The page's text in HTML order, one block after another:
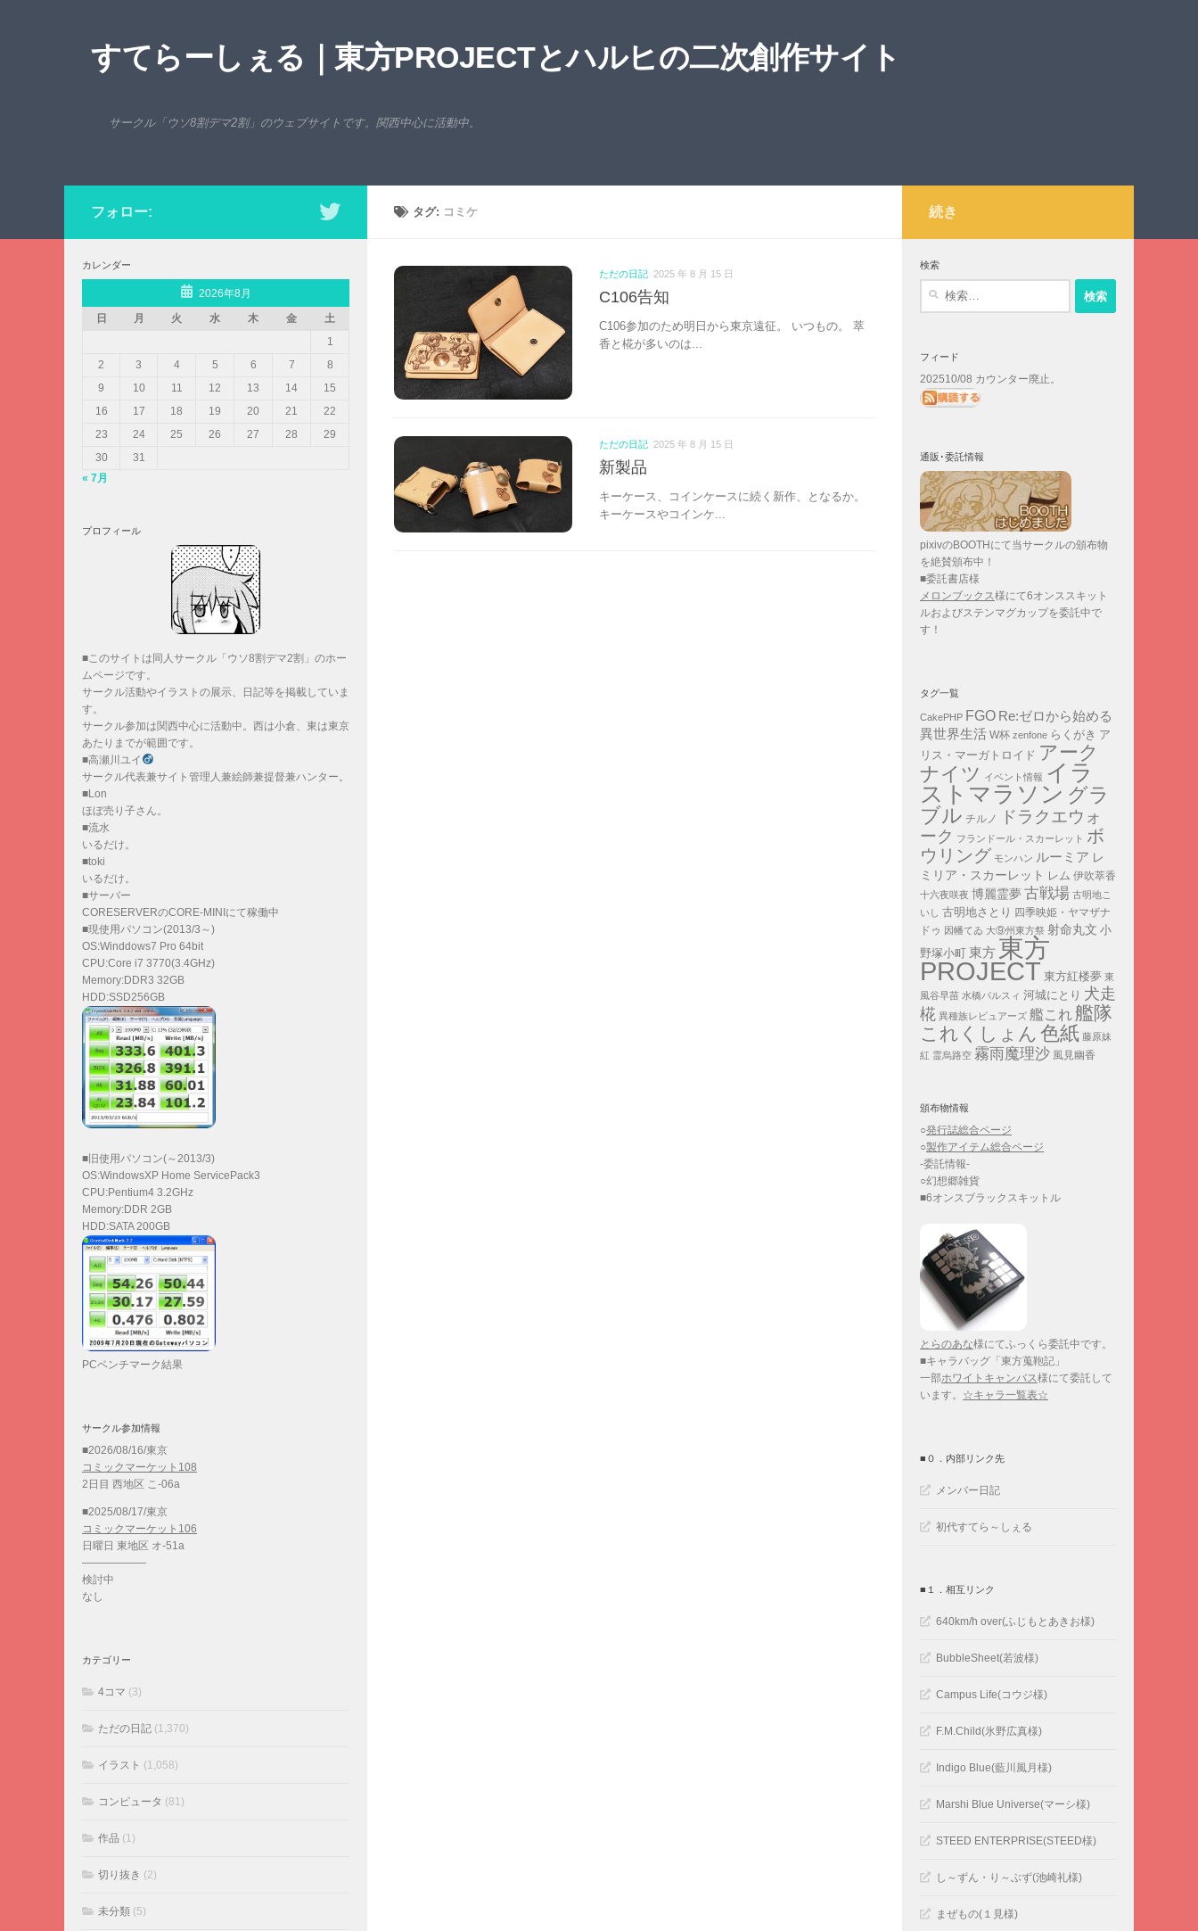
すてらーしぇる｜東方PROJECTとハルヒの二次創作サイト
サークル「ウソ8割デマ2割」のウェブサイトです。関西中心に活動中。
タグ: コミケ
ただの日記 2025 年 8 月 15 日
C106告知
C106参加のため明日から東京遠征。 いつもの。 萃
香と椛が多いのは...
ただの日記 2025 年 8 月 15 日
新製品
キーケース、コインケースに続く新作、となるか。
キーケースやコインケ...
フォロー:
カレンダー
2026年8月
日
月 火 水 木 金
土
1
2
3 4 5 6 7
8
9
10 11 12 13 14
15
16
17 18 19 20 21
22
23
24 25 26 27 28
29
30
31
« 7月
プロフィール
■このサイトは同人サークル「ウソ8割デマ2割」のホー
ムページです。
サークル活動やイラストの展示、日記等を掲載していま
す。
サークル参加は関西中心に活動中。西は小倉、東は東京
あたりまでが範囲です。
■高瀬川ユイ
サークル代表兼サイト管理人兼絵師兼提督兼ハンター。
■Lon
ほぼ売り子さん。
■流水
いるだけ。
■toki
いるだけ。
■サーバー
CORESERVERのCORE-MINIにて稼働中
■現使用パソコン(2013/3～)
OS:Winddows7 Pro 64bit
CPU:Core i7 3770(3.4GHz)
Memory:DDR3 32GB
HDD:SSD256GB
■旧使用パソコン(～2013/3)
OS:WindowsXP Home ServicePack3
CPU:Pentium4 3.2GHz
Memory:DDR 2GB
HDD:SATA 200GB
PCベンチマーク結果
サークル参加情報
■2026/08/16/東京
コミックマーケット108
2日目 西地区 こ-06a
■2025/08/17/東京
コミックマーケット106
日曜日 東地区 オ-51a
——————
検討中
なし
カテゴリー
4コマ (3)
ただの日記 (1,370)
イラスト (1,058)
コンピュータ (81)
作品 (1)
切り抜き (2)
未分類 (5)
続き
検索
フィード
202510/08 カウンター廃止。
通販･委託情報
pixivのBOOTHにて当サークルの頒布物
を絶賛頒布中！
■委託書店様
メロンブックス様にて6オンススキット
ルおよびステンマグカップを委託中で
す！
タグ一覧
CakePHP FGO Re:ゼロから始める
異世界生活 W杯 zenfone らくがき ア
リス・マーガトロイド アーク
ナイツ イベント情報 イラ
ストマラソン グラ
ブル チルノ
ドラクエウォ
ーク フランドール・スカーレット ボ
ウリング モンハン ルーミア レ
ミリア・スカーレット
レム 伊吹萃香
十六夜咲夜 博麗霊夢 古戦場 古明地こ
いし 古明地さとり 四季映姫・ヤマザナ
ドゥ 因幡てゐ 大⑨州東方祭 射命丸文 小
野塚小町 東方 東方
PROJECT 東方紅楼夢 東
風谷早苗 水橋パルスィ 河城にとり 犬走
椛 異種族レビュアーズ 艦これ艦隊
これくしょん 色紙 藤原妹
紅 霊烏路空 霧雨魔理沙 風見幽香
頒布物情報
○発行誌総合ページ
○製作アイテム総合ページ
-委託情報-
○幻想郷雑貨
■6オンスブラックスキットル
とらのあな様にてふっくら委託中です。
■キャラバッグ「東方蒐鞄記」
一部ホワイトキャンバス様にて委託して
います。 ☆キャラ一覧表☆
■０．内部リンク先
メンバー日記
初代すてら～しぇる
■１．相互リンク
640km/h over(ふじもとあきお様)
BubbleSheet(若波様)
Campus Life(コウジ様)
F.M.Child(氷野広真様)
Indigo Blue(藍川風月様)
Marshi Blue Universe(マーシ様)
STEED ENTERPRISE(STEED様)
し～ずん・り～ぶず(池崎礼様)
まぜもの(１見様)